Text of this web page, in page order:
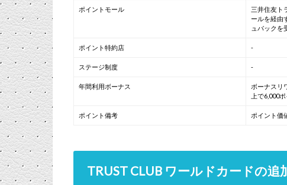
ポイントモール
三井住友ト
ールを経由
ュバックを
ポイント特約店 -
ステージ制度 -
年間利用ボーナス
ボーナスリ
上で6,000
ポイント備考 ポイント価
TRUST CLUB ワールドカードの追